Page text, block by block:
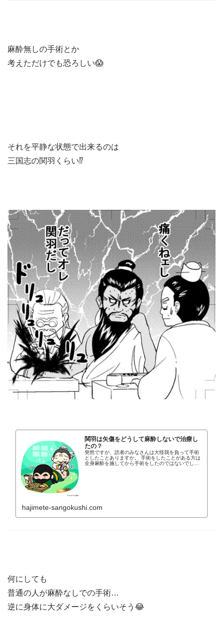
麻酔無しの手術とか
考えただけでも恐ろしい😱
それを平静な状態で出来るのは
三国志の関羽くらい⁉️
関羽は矢傷をどうして麻酔しないで治療し
たの？
突然ですが、読者のみなさんは大怪我を負って手術
としたことありますか。 手術をしたことがある方は
全身麻酔を施してから手術をしたのではないでしょ
hajimete-sangokushi.com
何にしても
普通の人が麻酔なしでの手術…
逆に身体に大ダメージをくらいそう😂